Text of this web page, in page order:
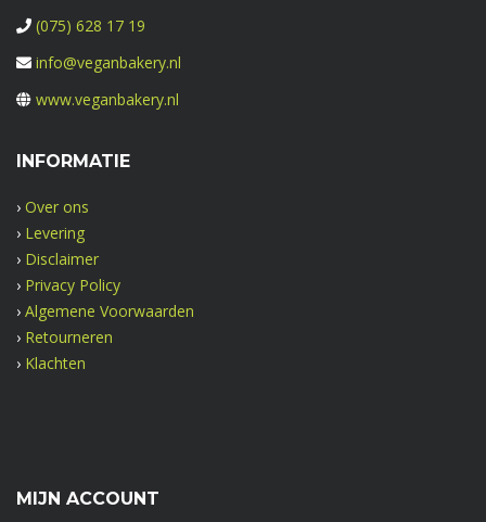
(075) 628 17 19
info@veganbakery.nl
www.veganbakery.nl
INFORMATIE
› Over ons
› Levering
› Disclaimer
› Privacy Policy
› Algemene Voorwaarden
› Retourneren
› Klachten
MIJN ACCOUNT